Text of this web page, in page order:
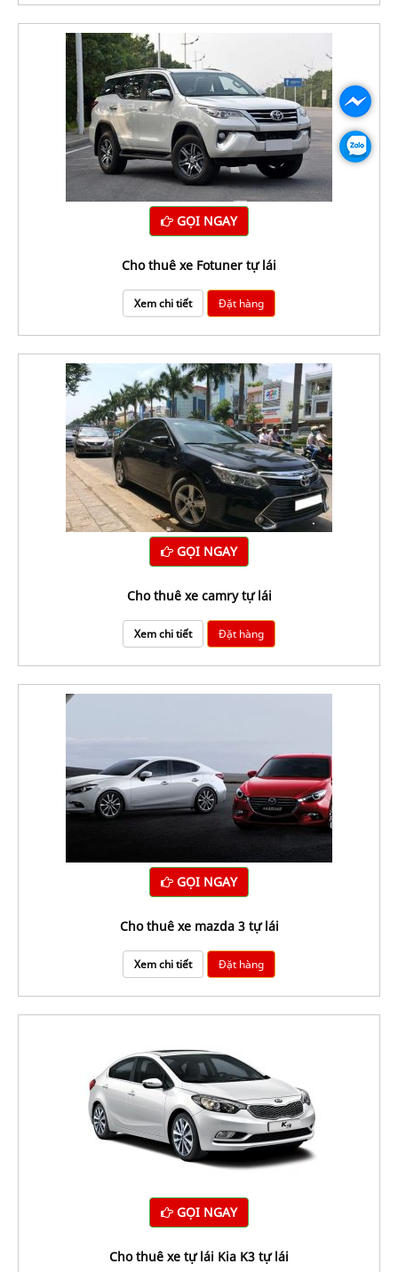
GỌI NGAY
Cho thuê xe Fotuner tự lái
Xem chi tiết Đặt hàng
GỌI NGAY
Cho thuê xe camry tự lái
Xem chi tiết Đặt hàng
GỌI NGAY
Cho thuê xe mazda 3 tự lái
Xem chi tiết Đặt hàng
GỌI NGAY
Cho thuê xe tự lái Kia K3 tự lái